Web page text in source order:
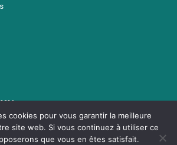
et canton de Genève
devsector.ch
cookies pour vous garantir la meilleure
site web. Si vous continuez à utiliser ce
que vous en êtes satisfait.